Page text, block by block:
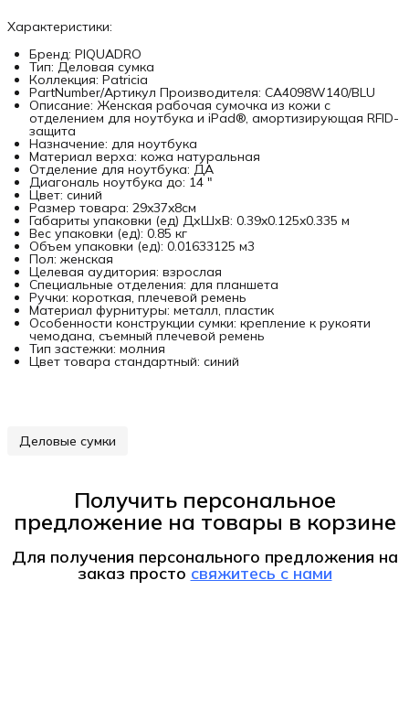
Характеристики:
Бренд: PIQUADRO
Тип: Деловая сумка
Коллекция: Patricia
PartNumber/Артикул Производителя: CA4098W140/BLU
Описание: Женская рабочая сумочка из кожи с
отделением для ноутбука и iPad®, амортизирующая RFID-
защита
Назначение: для ноутбука
Материал верха: кожа натуральная
Отделение для ноутбука: ДА
Диагональ ноутбука до: 14 "
Цвет: синий
Размер товара: 29x37x8см
Габариты упаковки (ед) ДхШхВ: 0.39x0.125x0.335 м
Вес упаковки (ед): 0.85 кг
Объем упаковки (ед): 0.01633125 м3
Пол: женская
Целевая аудитория: взрослая
Специальные отделения: для планшета
Ручки: короткая, плечевой ремень
Материал фурнитуры: металл, пластик
Особенности конструкции сумки: крепление к рукояти
чемодана, съемный плечевой ремень
Тип застежки: молния
Цвет товара стандартный: синий
Деловые сумки
Получить персональное
предложение на товары в корзине
Для получения персонального предложения на
заказ просто свяжитесь с нами